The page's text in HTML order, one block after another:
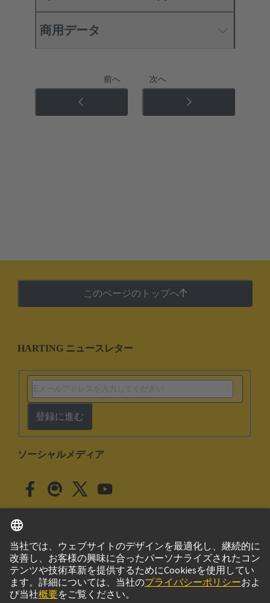
商用データ
前へ 次へ
このページのトップへ
HARTING ニュースレター
登録に進む
ソーシャルメディア
日本 日本語
© ハーティング株式会社